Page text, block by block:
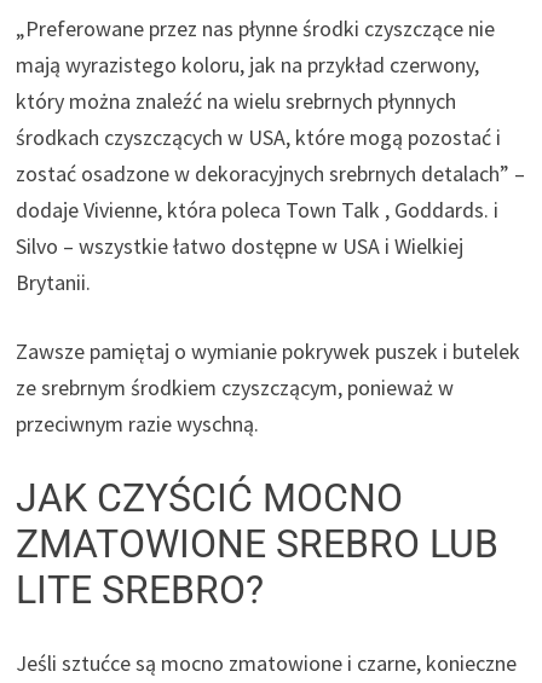
„Preferowane przez nas płynne środki czyszczące nie
mają wyrazistego koloru, jak na przykład czerwony,
który można znaleźć na wielu srebrnych płynnych
środkach czyszczących w USA, które mogą pozostać i
zostać osadzone w dekoracyjnych srebrnych detalach” –
dodaje Vivienne, która poleca Town Talk , Goddards. i
Silvo – wszystkie łatwo dostępne w USA i Wielkiej
Brytanii.
Zawsze pamiętaj o wymianie pokrywek puszek i butelek
ze srebrnym środkiem czyszczącym, ponieważ w
przeciwnym razie wyschną.
JAK CZYŚCIĆ MOCNO
ZMATOWIONE SREBRO LUB
LITE SREBRO?
Jeśli sztućce są mocno zmatowione i czarne, konieczne